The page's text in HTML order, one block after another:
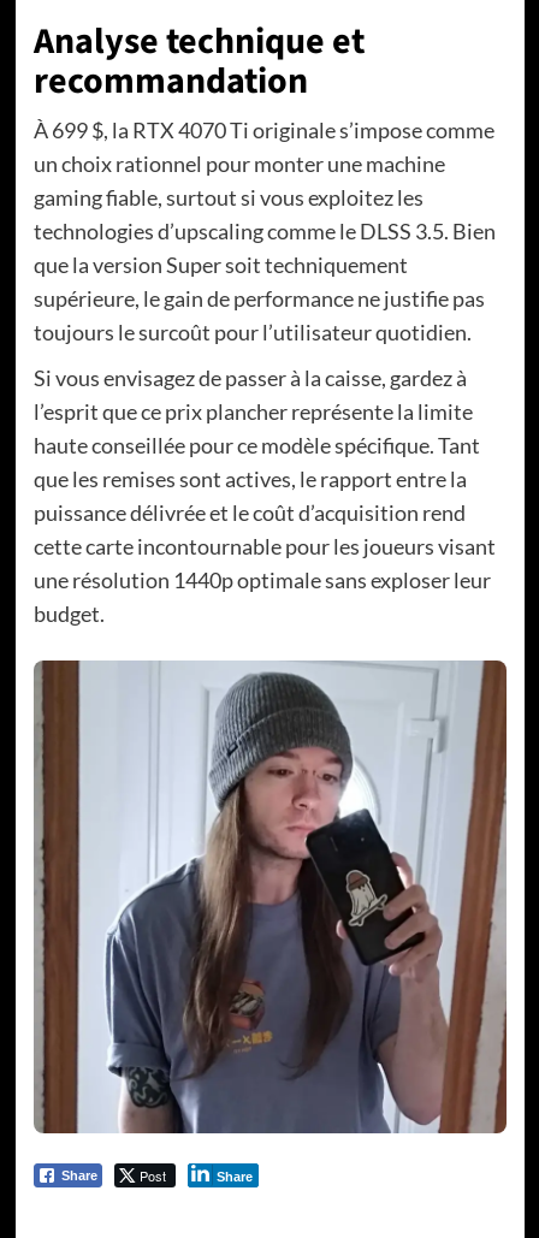
Analyse technique et
recommandation
À 699 $, la RTX 4070 Ti originale s’impose comme
un choix rationnel pour monter une machine
gaming fiable, surtout si vous exploitez les
technologies d’upscaling comme le DLSS 3.5. Bien
que la version Super soit techniquement
supérieure, le gain de performance ne justifie pas
toujours le surcoût pour l’utilisateur quotidien.
Si vous envisagez de passer à la caisse, gardez à
l’esprit que ce prix plancher représente la limite
haute conseillée pour ce modèle spécifique. Tant
que les remises sont actives, le rapport entre la
puissance délivrée et le coût d’acquisition rend
cette carte incontournable pour les joueurs visant
une résolution 1440p optimale sans exploser leur
budget.
Share Post Share